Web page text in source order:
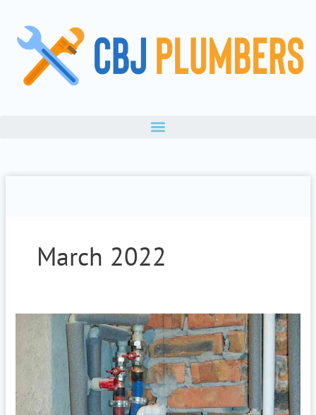
content
March 2022
Plomería
baño
sótano:
Hágalo